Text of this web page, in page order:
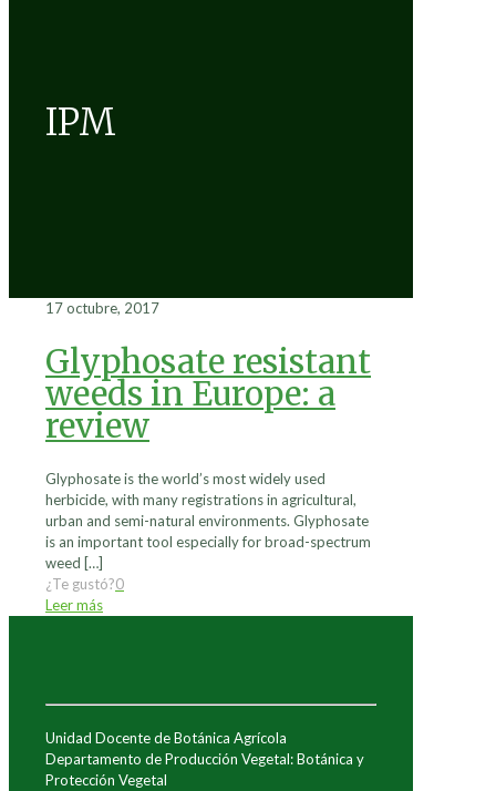
IPM
17 octubre, 2017
Glyphosate resistant
weeds in Europe: a
review
Glyphosate is the world’s most widely used
herbicide, with many registrations in agricultural,
urban and semi-natural environments. Glyphosate
is an important tool especially for broad-spectrum
weed […]
¿Te gustó?0
Leer más
Unidad Docente de Botánica Agrícola
Departamento de Producción Vegetal: Botánica y
Protección Vegetal